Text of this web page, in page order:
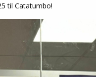
til Catatumbo!